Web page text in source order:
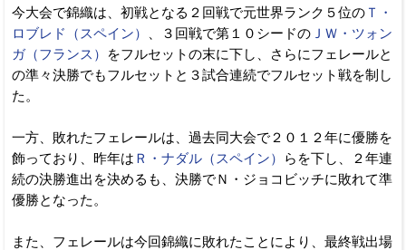
今大会で錦織は、初戦となる２回戦で元世界ランク５位の Ｔ・
ロブレド（スペイン）
、３回戦で第１０シードの ＪＷ・ツォン
ガ（フランス）
をフルセットの末に下し、さらにフェレールと
の準々決勝でもフルセットと３試合連続でフルセット戦を制し
た。
一方、敗れたフェレールは、過去同大会で２０１２年に優勝を
飾っており、昨年は Ｒ・ナダル（スペイン）
らを下し、２年連
続の決勝進出を決めるも、決勝でＮ・ジョコビッチに敗れて準
優勝となった。
また、フェレールは今回錦織に敗れたことにより、最終戦出場